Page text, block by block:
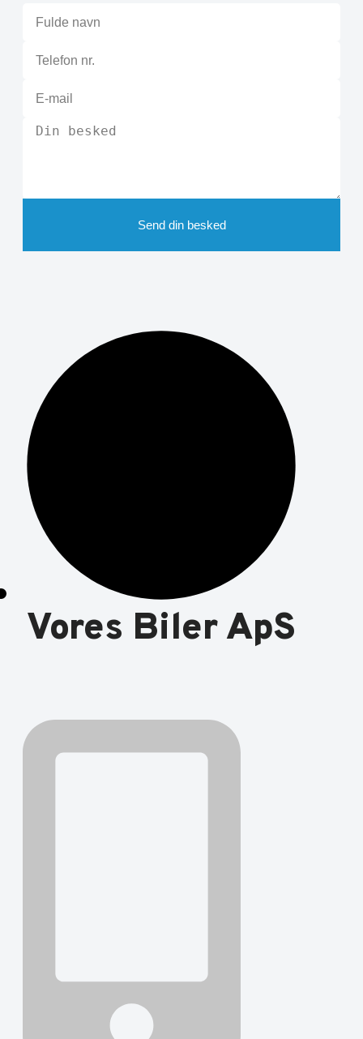
Send din besked
Vores Biler ApS